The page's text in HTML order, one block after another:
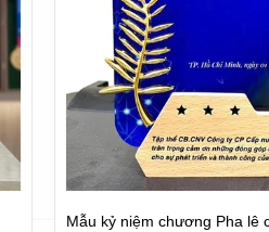
Mẫu kỷ niệm chương Pha lê